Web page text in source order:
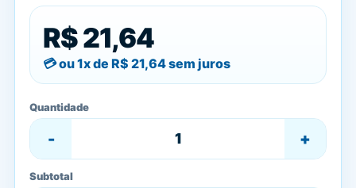
R$ 21,64
ou 1x de R$ 21,64sem juros
Quantidade
- +
Subtotal